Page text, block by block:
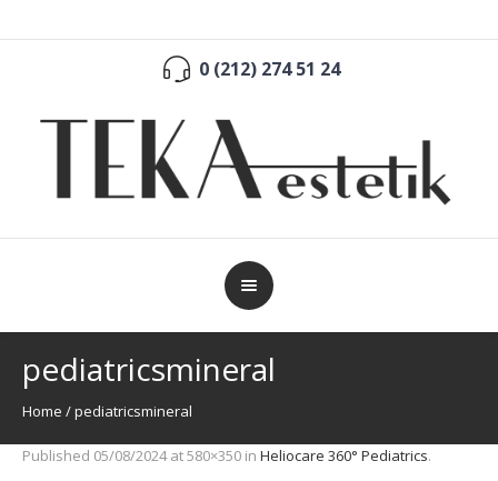
0 (212) 274 51 24
pediatricsmineral
Home /pediatricsmineral
Published 05/08/2024at 580×350 in Heliocare 360° Pediatrics.